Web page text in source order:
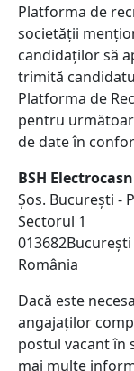
Platforma de
societății
candidaților să
trimită
Platforma de
pentru
de date în
BSH
Șos. București -
Sectorul 1
013682București
România
Dacă este
angajaților
postul vacant în
mai multe